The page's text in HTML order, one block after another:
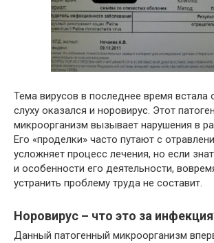
Тема вирусов в последнее время встала
слуху оказался и норовирус. Этот
микроорганизм вызывает нарушения в
Его «проделки» часто путают с
усложняет процесс лечения, но если
и особенности его деятельности,
устранить проблему труда не составит.
Норовирус – что это за
Данный патогенный микроорганизм